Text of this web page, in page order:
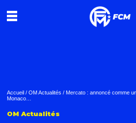
Accueil / OM Actualités / Mercato : annoncé comme
Monaco…
OM Actualités